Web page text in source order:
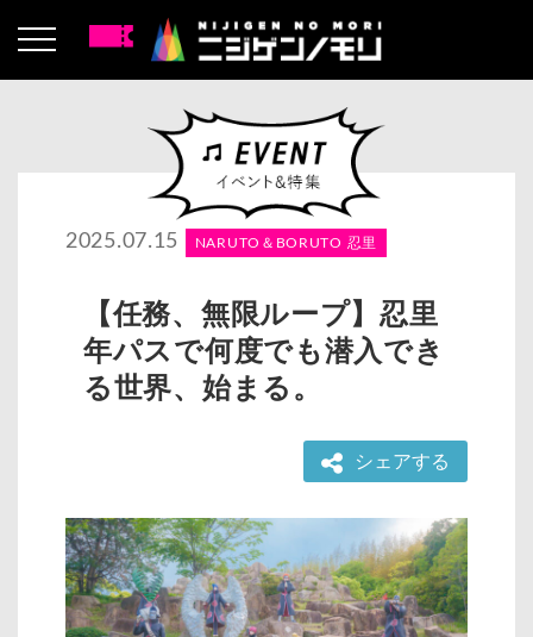
2025.07.15 NARUTO＆BORUTO 忍里
【任務、無限ループ】忍里
年パスで何度でも潜入でき
る世界、始まる。
シェアする